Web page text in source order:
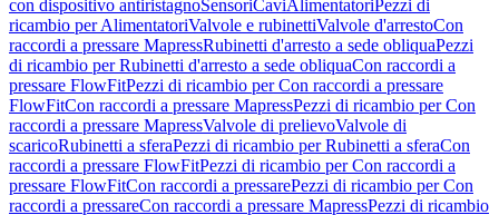
con dispositivo antiristagnoSensoriCaviAlimentatori Pezzi di
ricambio per AlimentatoriValvole e rubinettiValvole d'arrestoCon
raccordi a pressare MapressRubinetti d'arresto a sede obliquaPezzi
di ricambio per Rubinetti d'arresto a sede obliquaCon raccordi a
pressare FlowFitPezzi di ricambio per Con raccordi a pressare
FlowFitCon raccordi a pressare MapressPezzi di ricambio per Con
raccordi a pressare MapressValvole di prelievoValvole di
scaricoRubinetti a sferaPezzi di ricambio per Rubinetti a sferaCon
raccordi a pressare FlowFitPezzi di ricambio per Con raccordi a
pressare FlowFitCon raccordi a pressarePezzi di ricambio per Con
raccordi a pressareCon raccordi a pressare MapressPezzi di ricambio